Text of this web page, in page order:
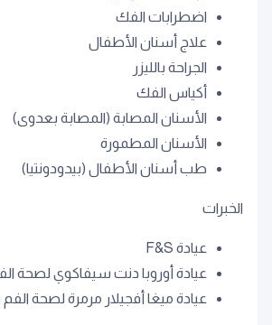
اضطرابات الفك
علاج أسنان الأطفال
الجراحة بالليزر
أكياس الفك
الأسنان المصابة (المصابة بعدوى)
الأسنان المطمورة
طب أسنان الأطفال (بيدودونتيا)
الخبرات
عيادة F&S
عيادة أوروبا دنت سيفاكوي لصحة
عيادة ميغا أفجيلار مرمرة لصحة